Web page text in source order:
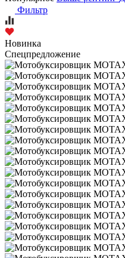
Фильтр
Новинка
Спецпредложение